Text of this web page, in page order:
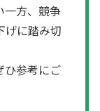
一方、競争
げに踏み切
ひ参考にご